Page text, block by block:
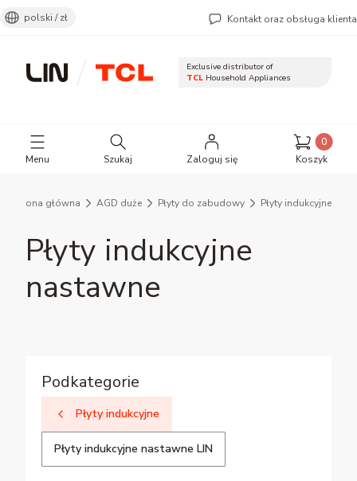
polski / zł Kontakt oraz obsługa klienta
Exclusive distributor of
TCL Household Appliances
Menu
Otwórz wyszukiwarkę
Szukaj Zaloguj się
Produkty
Koszyk
Strona główna AGD duże Płyty do zabudowy Płyty indukcyjne
Płyty indukcyjne
nastawne
Podkategorie
Płyty indukcyjne
Płyty indukcyjne nastawne LIN